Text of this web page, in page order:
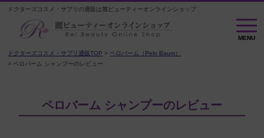
ドクターズコスメ・サプリの通販は麗ビューティーオンラインショップ
M
E
N
MENU
ドクターズコスメ・サプリ通販TOP
ペロバーム（Pelo Baum）
ペロバーム シャンプーのレビュー
ペロバーム シャンプーのレビュー